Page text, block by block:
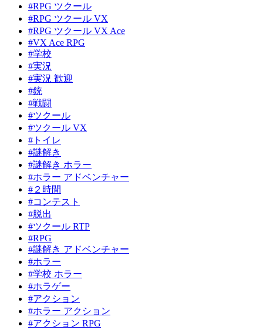
#RPG ツクール
#RPG ツクール VX
#RPG ツクール VX Ace
#VX Ace RPG
#学校
#実況
#実況 歓迎
#銃
#戦闘
#ツクール
#ツクール VX
#トイレ
#謎解き
#謎解き ホラー
#ホラー アドベンチャー
#２時間
#コンテスト
#脱出
#ツクール RTP
#RPG
#謎解き アドベンチャー
#ホラー
#学校 ホラー
#ホラゲー
#アクション
#ホラー アクション
#アクション RPG